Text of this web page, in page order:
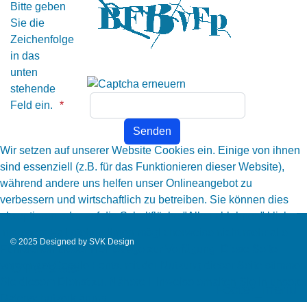
Bitte geben
Sie die
Zeichenfolge
in das
unten
stehende
Feld ein.
© 2025 Designed by SVK Design
Wir setzen auf unserer Website Cookies ein. Einige von ihnen
sind essenziell (z.B. für das Funktionieren dieser Website),
während andere uns helfen unser Onlineangebot zu
verbessern und wirtschaftlich zu betreiben. Sie können dies
akzeptieren oder auf die Schaltfläche "Alles ablehnen" klicken,
Funktionen dieser Homepage zur Verfügung. Diese Seite